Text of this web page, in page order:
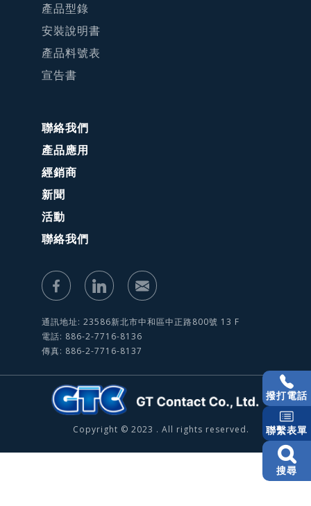
產品型錄
安裝說明書
產品料號表
宣告書
聯絡我們
產品應用
經銷商
新聞
活動
聯絡我們
通訊地址: 23586新北市中和區中正路800號 13 F
電話: 886-2-7716-8136
傳真: 886-2-7716-8137
Copyright © 2023 . All rights reserved.
撥打電話
聯繫表單
搜尋